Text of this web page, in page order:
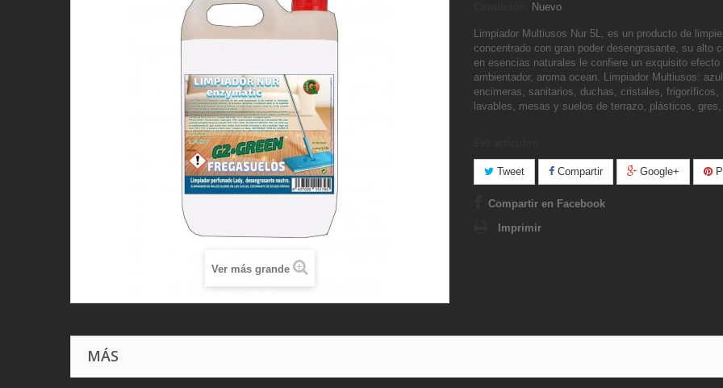
Ver más grande
Nuevo
Limpiador Multiusos Nur 5L, es un producto de
concentrado con gran poder desengrasante, su alto
en esencias naturales le confiere un exquisito efecto
ambientador, aroma ocean. Limpiador Multiusos:
encimeras, sanitarios, duchas, cristales, frigoríficos,
lavables, mesas y suelos de terrazo, plásticos,
Tweet Compartir Google+
Compartir en Facebook
Imprimir
MÁS